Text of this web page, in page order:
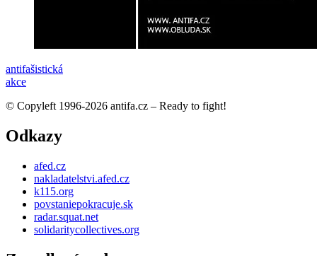
anti­fašistická
akce
© Copyleft 1996-2026 antifa.cz – Ready to fight!
Odkazy
afed.cz
nakladatelstvi.afed.cz
k115.org
povstaniepokracuje.sk
radar.squat.net
solidaritycollectives.org